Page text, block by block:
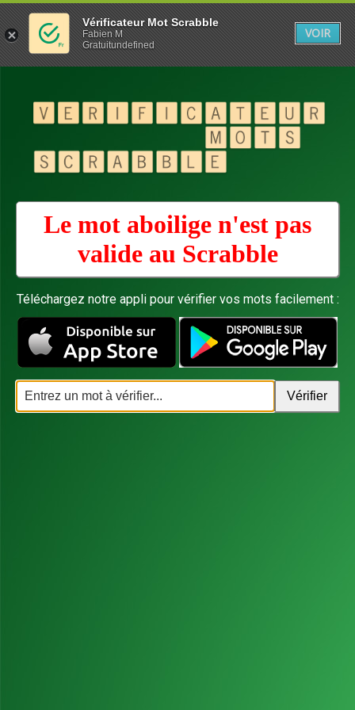
Le mot aboilige n'est pas
valide au Scrabble
Téléchargez notre appli pour vérifier vos mots facilement :
Vérificateur Mot Scrabble
Fabien M
Gratuitundefined
VOIR